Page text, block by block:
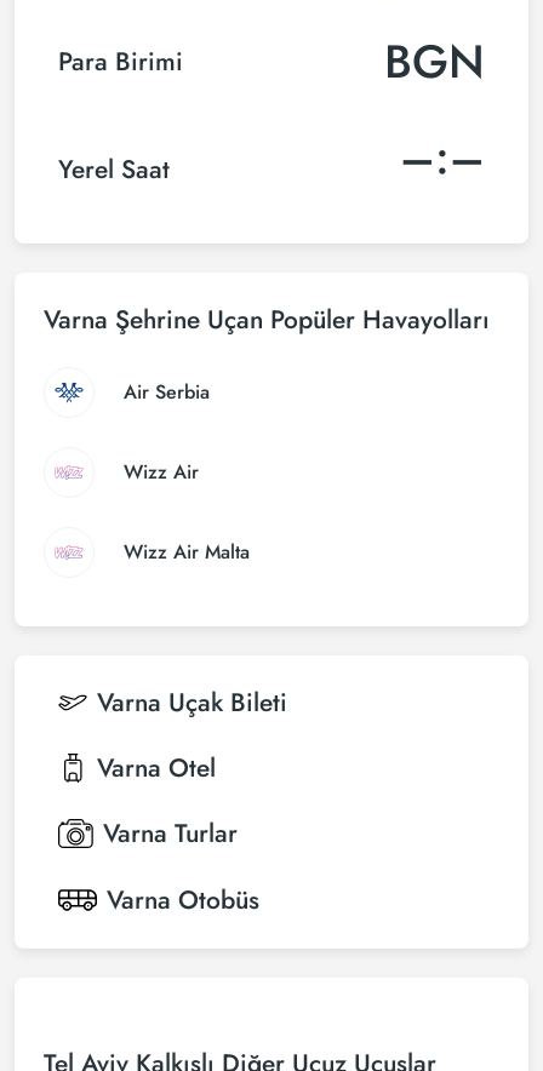
Para Birimi BGN
Yerel Saat –:–
Varna Şehrine Uçan Popüler Havayolları
Air Serbia
Wizz Air
Wizz Air Malta
Varna Uçak Bileti
Varna Otel
Varna Turlar
Varna Otobüs
Tel Aviv Kalkışlı Diğer Ucuz Uçuşlar